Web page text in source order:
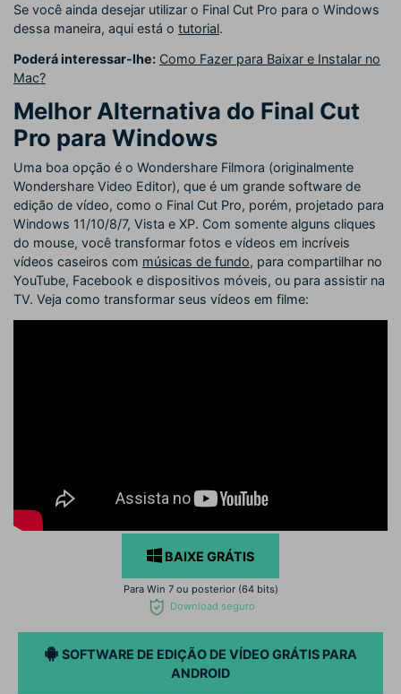
Se você ainda desejar utilizar o Final Cut Pro para o Windows
dessa maneira, aqui está o tutorial.
Poderá interessar-lhe: Como Fazer para Baixar e Instalar no
Mac?
Melhor Alternativa do Final Cut
Pro para Windows
Uma boa opção é o Wondershare Filmora (originalmente
Wondershare Video Editor), que é um grande software de
edição de vídeo, como o Final Cut Pro, porém, projetado para
Windows 11/10/8/7, Vista e XP. Com somente alguns cliques
do mouse, você transformar fotos e vídeos em incríveis
vídeos caseiros com músicas de fundo, para compartilhar no
YouTube, Facebook e dispositivos móveis, ou para assistir na
TV. Veja como transformar seus vídeos em filme:
BAIXE GRÁTIS
Para Win 7 ou posterior (64 bits)
Download seguro
SOFTWARE DE EDIÇÃO DE VÍDEO GRÁTIS PARA
ANDROID